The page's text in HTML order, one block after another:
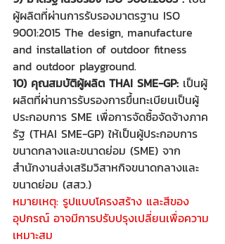
ผู้ผลิตที่ผ่านการรับรองมาตรฐาน ISO
9001:2015 The design, manufacture
and installation of outdoor fitness
and outdoor playground.
10) คุณสมบัติผู้ผลิต THAI SME-GP: เป็นผู้
ผลิตที่ผ่านการรับรองการขึ้นทะเบียนเป็นผู้
ประกอบการ SME เพื่อการจัดซื้อจัดจ้างภาค
รัฐ (THAI SME-GP) ให้เป็นผู้ประกอบการ
ขนาดกลางและขนาดย่อม (SME) จาก
สำนักงานส่งเสริมวิสาหกิจขนาดกลางและ
ขนาดย่อม (สสว.)
หมายเหตุ: รูปแบบโครงสร้าง และสีของ
อุปกรณ์ อาจมีการปรับปรุงเปลี่ยนเพื่อความ
เหมาะสม